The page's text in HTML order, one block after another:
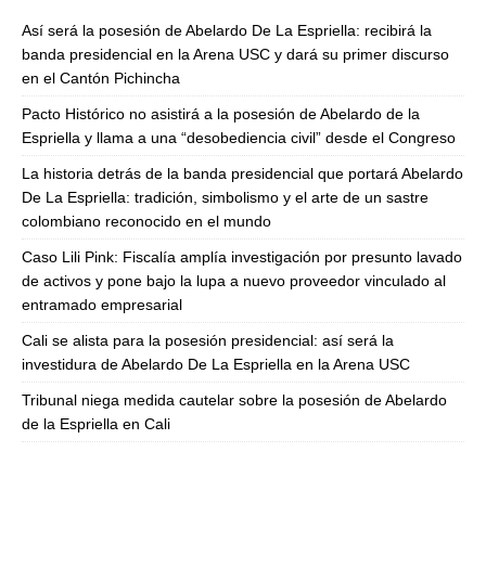
Así será la posesión de Abelardo De La Espriella: recibirá la
banda presidencial en la Arena USC y dará su primer discurso
en el Cantón Pichincha
Pacto Histórico no asistirá a la posesión de Abelardo de la
Espriella y llama a una “desobediencia civil” desde el Congreso
La historia detrás de la banda presidencial que portará Abelardo
De La Espriella: tradición, simbolismo y el arte de un sastre
colombiano reconocido en el mundo
Caso Lili Pink: Fiscalía amplía investigación por presunto lavado
de activos y pone bajo la lupa a nuevo proveedor vinculado al
entramado empresarial
Cali se alista para la posesión presidencial: así será la
investidura de Abelardo De La Espriella en la Arena USC
Tribunal niega medida cautelar sobre la posesión de Abelardo
de la Espriella en Cali